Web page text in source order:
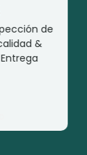
de
calidad &
Entrega